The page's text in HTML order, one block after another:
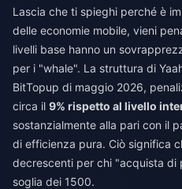
Lascia che ti spieghi perché è
delle economie mobile, vieni
livelli base hanno un
per i "whale". La struttura di
BitTopup di maggio 2026,
circa il 9% rispetto al livello
sostanzialmente alla pari con il
di efficienza pura. Ciò significa
decrescenti per chi "acquista di
soglia dei 1500.